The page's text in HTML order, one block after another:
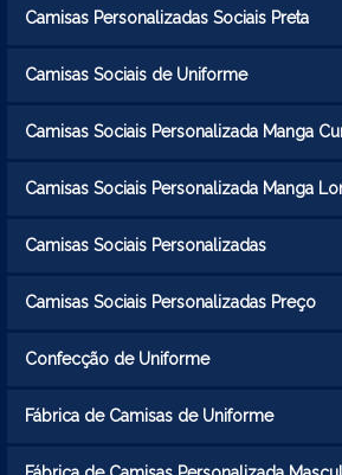
Camisas Personalizadas Sociais Preta
Camisas Sociais de Uniforme
Camisas Sociais Personalizada Manga
Camisas Sociais Personalizada Manga
Camisas Sociais Personalizadas
Camisas Sociais Personalizadas Preço
Confecção de Uniforme
Fábrica de Camisas de Uniforme